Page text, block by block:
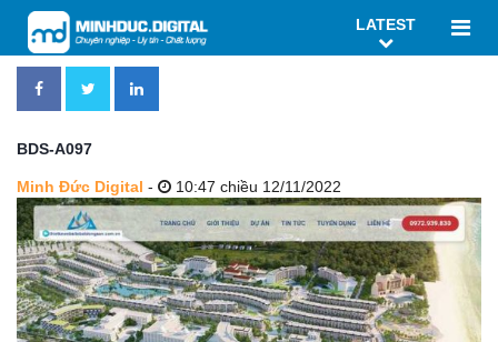
LATEST
BDS-A097
Minh Đức Digital - 10:47 chiều 12/11/2022